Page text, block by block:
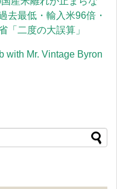
去最低・輸入米96倍・
「二度の大誤算」
with Mr. Vintage Byron